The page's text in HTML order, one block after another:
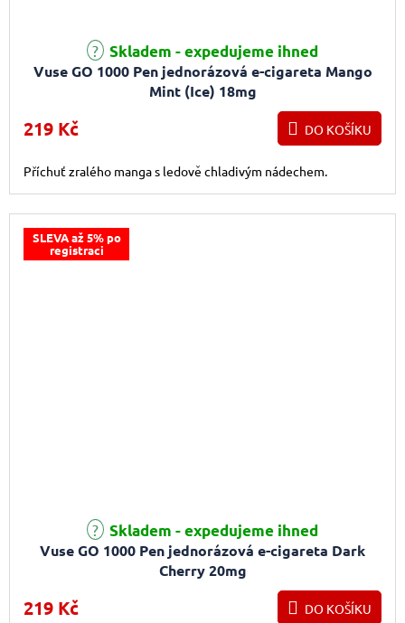
Vuse GO 1000 Pen jednorázová e-cigareta Mango
Mint (Ice) 18mg
Skladem - expedujeme ihned
219 Kč DO KOŠÍKU
Příchuť zralého manga s ledově chladivým nádechem.
SLEVA až 5% po
registraci
Vuse GO 1000 Pen jednorázová e-cigareta Dark
Cherry 20mg
Průměrné hodnocení produktu je 3,0 z 5 hvězdiček.
Skladem - expedujeme ihned
219 Kč DO KOŠÍKU